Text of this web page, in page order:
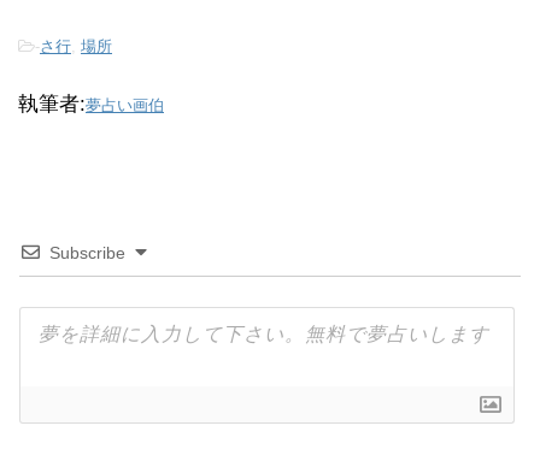
-さ行, 場所
執筆者:夢占い画伯
Subscribe